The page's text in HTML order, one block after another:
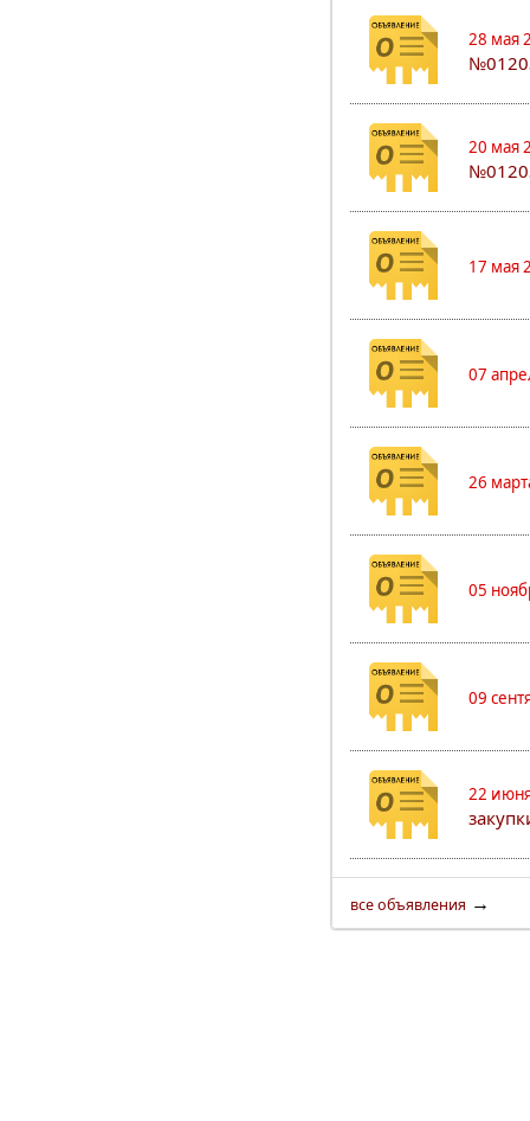
28 мая
20 мая
17 мая
07
26
05
09
22
все объявления →